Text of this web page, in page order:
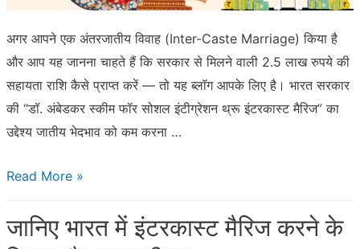
रिपोर्ट
अगर आपने एक अंतरजातीय विवाह (Inter-Caste Marriage) किया है
और आप यह जानना चाहते हैं कि सरकार से मिलने वाली 2.5 लाख रुपये की
सहायता राशि कैसे प्राप्त करें — तो यह ब्लॉग आपके लिए है। भारत सरकार
की “डॉ. अंबेडकर स्कीम फॉर सोशल इंटीग्रेशन थ्रू इंटरकास्ट मैरिज” का
उद्देश्य जातीय भेदभाव को कम करना …
अंतरजातीय
के
बाद
Read More »
जानिए भारत में इंटरकास्ट मैरिज करने के